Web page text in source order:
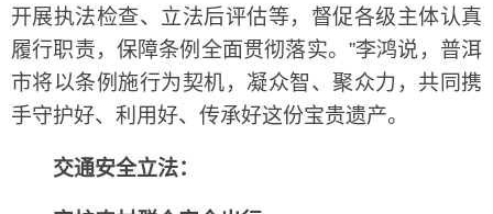
开展执法检查、立法后评估等，督促各级主体认真
履行职责，保障条例全面贯彻落实。”李鸿说，普洱
市将以条例施行为契机，凝众智、聚众力，共同携
手守护好、利用好、传承好这份宝贵遗产。
交通安全立法：